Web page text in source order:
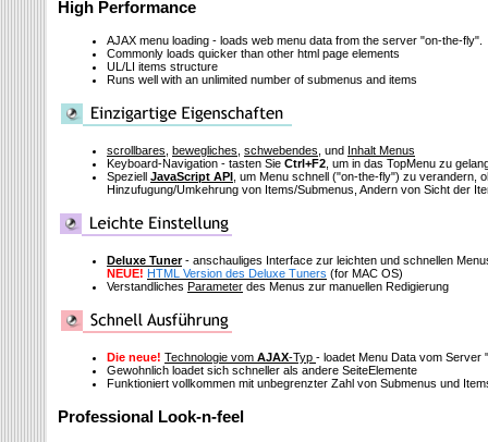
High Performance
AJAX menu loading - loads web menu data from the server "on-the-fly".
Commonly loads quicker than other html page elements
UL/LI items structure
Runs well with an unlimited number of submenus and items
scrollbares bewegliches schwebendes , und Inhalt Menus
Keyboard-Navigation - tasten Sie Ctrl+F2 , um in das TopMenu zu
Speziell JavaScript API , um Menu schnell ("on-the-fly") zu verandern,
Hinzufugung/Umkehrung von Items/Submenus, Andern von Sicht der
Deluxe Tuner- anschauliges Interface zur leichten und schnellen
NEUE! HTML Version des Deluxe Tuners (for MAC OS)
Verstandliches Parameter des Menus zur manuellen Redigierung
Die neue! Technologie vom AJAX-Typ - loadet Menu Data vom Server
Gewohnlich loadet sich schneller als andere SeiteElemente
Funktioniert vollkommen mit unbegrenzter Zahl von Submenus und
Professional Look-n-feel